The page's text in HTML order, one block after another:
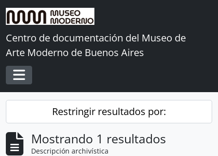
Skip to main content
Centro de documentación del Museo de
Arte Moderno de Buenos Aires
Toggle navigation
Restringir resultados por:
Mostrando 1 resultados
Descripción archivística